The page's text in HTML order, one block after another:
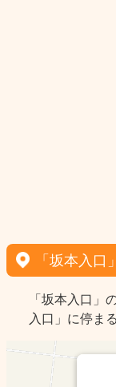
「坂本入口
「坂本入口」
入口」に停ま